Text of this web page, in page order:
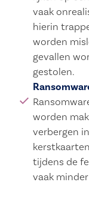
vaak
hierin
worden
gevallen
gestolen.
worden
verbergen
tijdens de
vaak